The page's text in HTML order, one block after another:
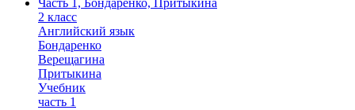
2 класс
Английский язык
Бондаренко
Верещагина
Притыкина
Учебник
часть 1